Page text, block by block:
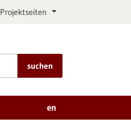
Projektseiten
suchen
en